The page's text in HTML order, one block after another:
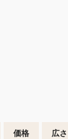
価格 広さ